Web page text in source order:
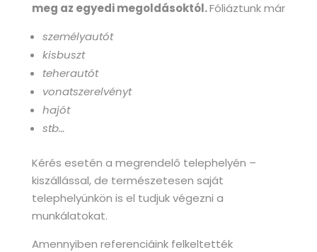
meg az egyedi megoldásoktól.Fóliáztunk már
személyautót
kisbuszt
teherautót
vonatszerelvényt
hajót
stb…
Kérés esetén a megrendelő telephelyén –
kiszállással, de természetesen saját
telephelyünkön is el tudjuk végezni a
munkálatokat.
Amennyiben referenciáink felkeltették